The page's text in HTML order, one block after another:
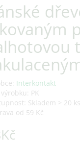
Interkontakt
PK
Skladem > 20 ks
od 59 Kč